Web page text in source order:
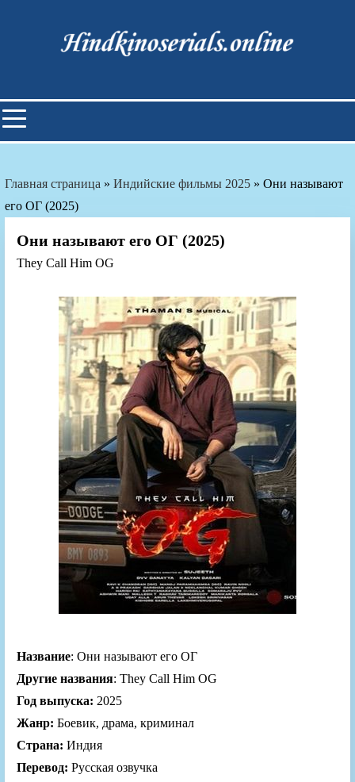
Индийские фильмы смотреть
онлайн
Главная страница » Индийские фильмы 2025 » Они называют
его ОГ (2025)
Они называют его ОГ (2025)
They Call Him OG
Название: Они называют его ОГ
Другие названия: They Call Him OG
Год выпуска: 2025
Жанр: Боевик, драма, криминал
Страна: Индия
Перевод: Русская озвучка